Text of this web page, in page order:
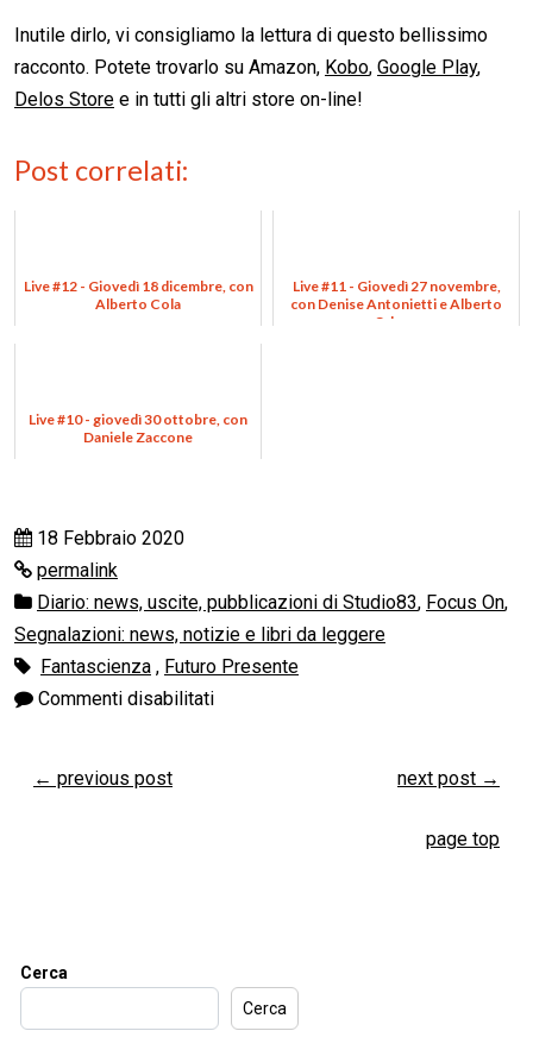
Inutile dirlo, vi consigliamo la lettura di questo bellissimo
racconto. Potete trovarlo su Amazon, Kobo, Google Play,
Delos Store e in tutti gli altri store on-line!
Post correlati:
Live #12 - Giovedì 18 dicembre, con
Alberto Cola
Live #11 - Giovedì 27 novembre,
con Denise Antonietti e Alberto
Odone
Live #10 - giovedì 30 ottobre, con
Daniele Zaccone
18 Febbraio 2020
permalink
Diario: news, uscite, pubblicazioni di Studio83, Focus On,
Segnalazioni: news, notizie e libri da leggere
Fantascienza , Futuro Presente
Commenti disabilitati
← previous post next post →
page top
Cerca
Cerca